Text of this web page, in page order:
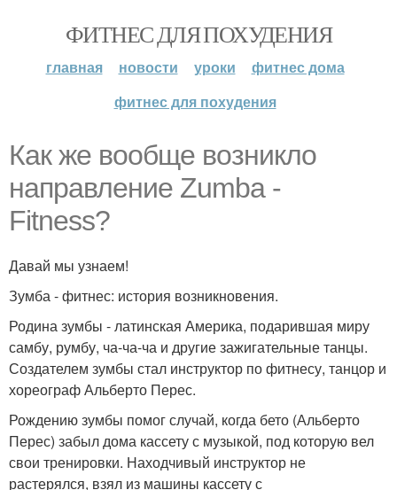
ФИТНЕС ДЛЯ ПОХУДЕНИЯ
главная новости уроки
фитнес дома
фитнес для похудения
Как же вообще возникло
направление Zumba -
Fitness?
Давай мы узнаем!
Зумба - фитнес: история возникновения.
Родина зумбы - латинская Америка, подарившая миру
самбу, румбу, ча-ча-ча и другие зажигательные танцы.
Создателем зумбы стал инструктор по фитнесу, танцор и
хореограф Альберто Перес.
Рождению зумбы помог случай, когда бето (Альберто
Перес) забыл дома кассету с музыкой, под которую вел
свои тренировки. Находчивый инструктор не
растерялся, взял из машины кассету с